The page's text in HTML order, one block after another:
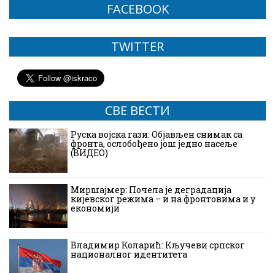
FACEBOOK
TWITTER
СВЕ ВЕСТИ
Руска војска гази: Објављен снимак са
фронта, ослобођено још једно насеље
(ВИДЕО)
Миршајмер: Почела је деградација
кијевског режима – и на фронтовима и у
економији
Владимир Коларић: Кључеви српског
националног идентитета